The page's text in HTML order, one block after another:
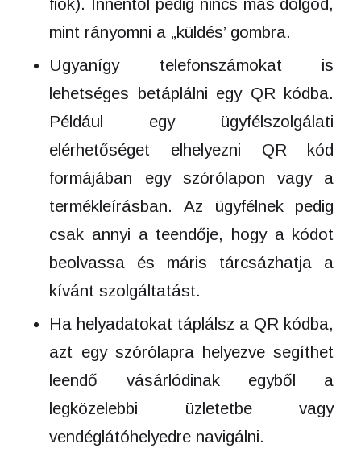
mint rányomni a „küldés’ gombra.
Ugyanígy telefonszámokat is
lehetséges betáplálni egy QR kódba.
Például egy ügyfélszolgálati
elérhetőséget elhelyezni QR kód
formájában egy szórólapon vagy a
termékleírásban. Az ügyfélnek pedig
csak annyi a teendője, hogy a kódot
beolvassa és máris tárcsázhatja a
kívánt szolgáltatást.
Ha helyadatokat táplálsz a QR kódba,
azt egy szórólapra helyezve segíthet
leendő vásárlódinak egyből a
legközelebbi üzletetbe vagy
vendéglátóhelyedre navigálni.